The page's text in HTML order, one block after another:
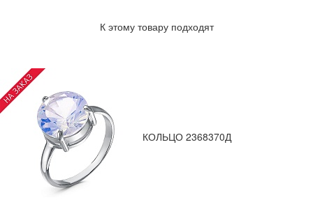
К этому товару подходят
КОЛЬЦО 2368370Д